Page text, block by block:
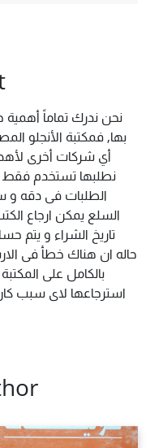
نحن ندرك تماماً أهمية
بها, فمكتبة الأنجلو
أي شركات أخرى
نطلبها تستخدم فقط
الطلبات فى دقه و
السلع يمكن ارجاع
تاريخ الشراء و يتم
حاله ان هناك خطأ فى
بالكامل على
استرجاعها لاى سبب